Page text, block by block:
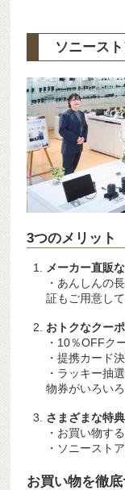
ソニース
3つのメリット
メーカー直販
・あんしんの
証もご用意し
おトクなクー
・10％OFFク
・提携カード
・ラッキー抽
物券がいろいろ
さまざまな特
・お買い物す
・ソニースト
お買い物を徹